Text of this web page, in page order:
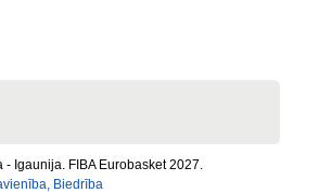
Igaunija. FIBA Eurobasket 2027.
Biedrība